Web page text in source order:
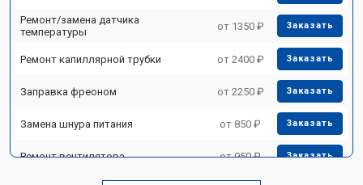
Ремонт/замена датчика
температуры
от 1350 ₽ Заказать
Ремонт капиллярной трубки от 2400 ₽ Заказать
Заправка фреоном от 2250 ₽ Заказать
Замена шнура питания от 850 ₽ Заказать
Ремонт вентилятора от 950 ₽ Заказать